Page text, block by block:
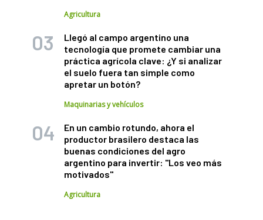
Agricultura
Llegó al campo argentino una
tecnología que promete cambiar una
práctica agrícola clave: ¿Y si analizar
el suelo fuera tan simple como
apretar un botón?
Maquinarias y vehículos
En un cambio rotundo, ahora el
productor brasilero destaca las
buenas condiciones del agro
argentino para invertir: "Los veo más
motivados"
Agricultura